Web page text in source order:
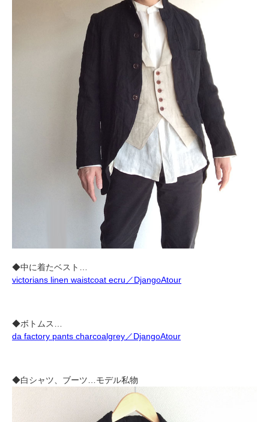
◆中に着たベスト…
victorians linen waistcoat ecru／DjangoAtour
◆ボトムス…
da factory pants charcoalgrey／DjangoAtour
◆白シャツ、ブーツ…モデル私物